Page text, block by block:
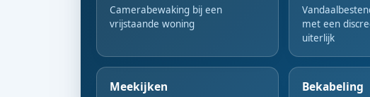
Camerabewaking bij een
vrijstaande woning
met een
uiterlijk
Meekijken Bekabeling